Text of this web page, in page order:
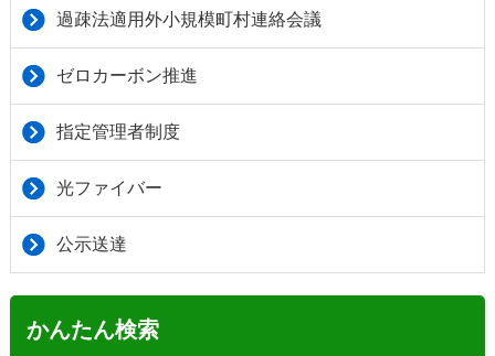
過疎法適用外小規模町村連絡会議
ゼロカーボン推進
指定管理者制度
光ファイバー
公示送達
かんたん検索